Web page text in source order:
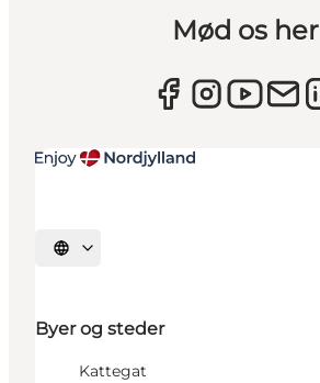
Mød os her
Vælg sprog
Byer og steder
Kattegat